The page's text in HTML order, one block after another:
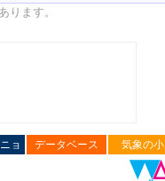
ります。
ョ データベース 気象の